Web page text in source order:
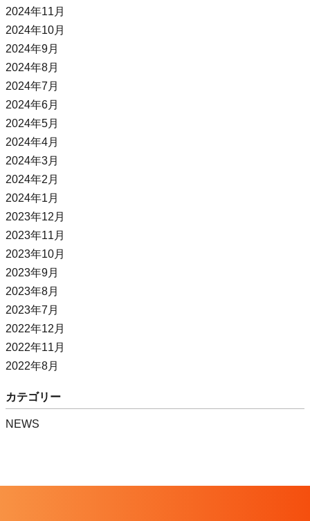
2024年11月
2024年10月
2024年9月
2024年8月
2024年7月
2024年6月
2024年5月
2024年4月
2024年3月
2024年2月
2024年1月
2023年12月
2023年11月
2023年10月
2023年9月
2023年8月
2023年7月
2022年12月
2022年11月
2022年8月
カテゴリー
NEWS